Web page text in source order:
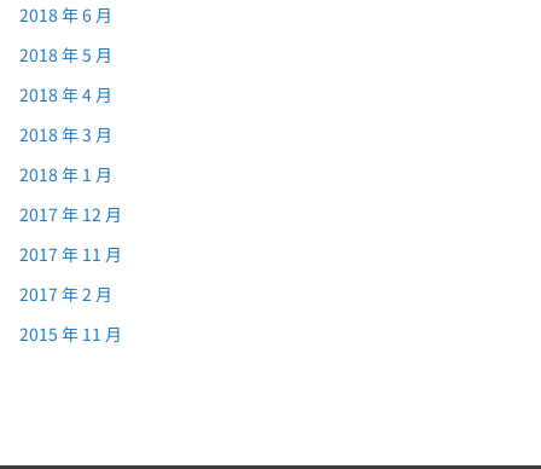
2018 年 6 月
2018 年 5 月
2018 年 4 月
2018 年 3 月
2018 年 1 月
2017 年 12 月
2017 年 11 月
2017 年 2 月
2015 年 11 月